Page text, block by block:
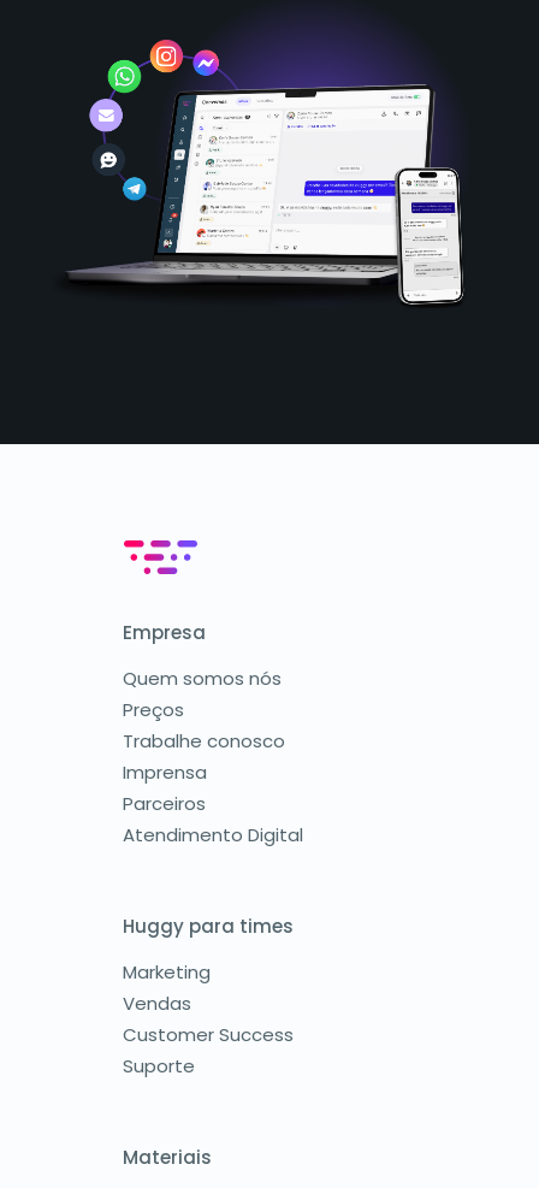
Empresa
Quem somos nós
Preços
Trabalhe conosco
Imprensa
Parceiros
Atendimento Digital
Huggy para times
Marketing
Vendas
Customer Success
Suporte
Materiais